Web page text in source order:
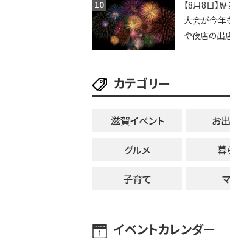
ージが勢揃
25日・8月1
【8月8日】
大会が今年
や夜店の出
カテゴリー
滋賀イベント
お
グルメ
暮
子育て
イベントカレンダー